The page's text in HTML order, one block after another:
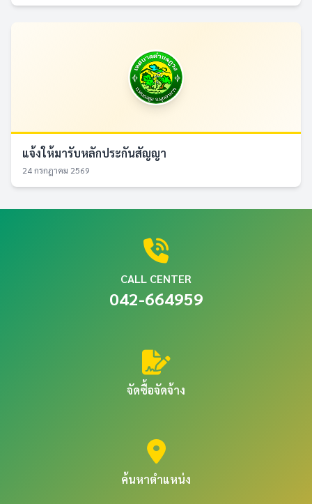
แจ้งให้มารับหลักประกันสัญญา
24 กรกฎาคม 2569
CALL CENTER
042-664959
จัดซื้อจัดจ้าง
ค้นหาตำแหน่ง